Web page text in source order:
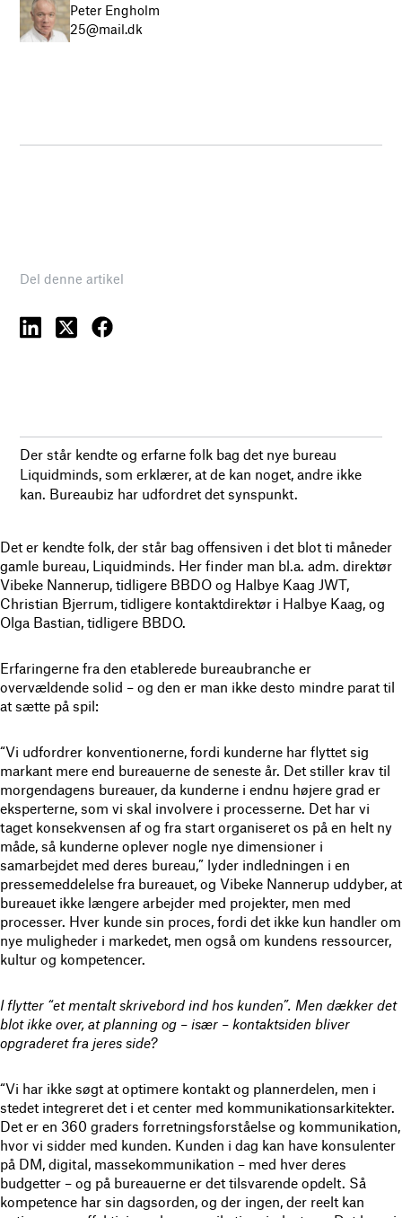
Peter Engholm
25@mail.dk
Del denne artikel
Der står kendte og erfarne folk bag det nye bureau
Liquidminds, som erklærer, at de kan noget, andre ikke
kan. Bureaubiz har udfordret det synspunkt.
Det er kendte folk, der står bag offensiven i det blot ti måneder
gamle bureau, Liquidminds. Her finder man bl.a. adm. direktør
Vibeke Nannerup, tidligere BBDO og Halbye Kaag JWT,
Christian Bjerrum, tidligere kontaktdirektør i Halbye Kaag, og
Olga Bastian, tidligere BBDO.
Erfaringerne fra den etablerede bureaubranche er
overvældende solid – og den er man ikke desto mindre parat til
at sætte på spil:
“Vi udfordrer konventionerne, fordi kunderne har flyttet sig
markant mere end bureauerne de seneste år. Det stiller krav til
morgendagens bureauer, da kunderne i endnu højere grad er
eksperterne, som vi skal involvere i processerne. Det har vi
taget konsekvensen af og fra start organiseret os på en helt ny
måde, så kunderne oplever nogle nye dimensioner i
samarbejdet med deres bureau,” lyder indledningen i en
pressemeddelelse fra bureauet, og Vibeke Nannerup uddyber, at
bureauet ikke længere arbejder med projekter, men med
processer. Hver kunde sin proces, fordi det ikke kun handler om
nye muligheder i markedet, men også om kundens ressourcer,
kultur og kompetencer.
I flytter “et mentalt skrivebord ind hos kunden”. Men dækker det
blot ikke over, at planning og – især – kontaktsiden bliver
opgraderet fra jeres side?
“Vi har ikke søgt at optimere kontakt og plannerdelen, men i
stedet integreret det i et center med kommunikationsarkitekter.
Det er en 360 graders forretningsforståelse og kommunikation,
hvor vi sidder med kunden. Kunden i dag kan have konsulenter
på DM, digital, massekommunikation – med hver deres
budgetter – og på bureauerne er det tilsvarende opdelt. Så
kompetence har sin dagsorden, og der ingen, der reelt kan